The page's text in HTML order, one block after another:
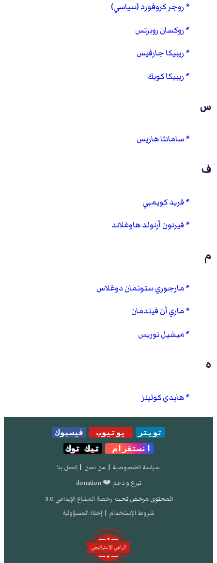
روجر كروفورد (سياسي)
روكسان روبرتس
ريبيكا جارفيس
ريبيكا كويك
س
سامانثا هاريس
ف
فريد كويمبي
فيرنون أرنولد هاوغلاند
م
مارجوري ستونمان دوغلاس
ماري آن فيلدمان
ميشيل نوريس
ه
هايدي كولينز
تويتر يوتيوب
فيسبوك
انستقرام
تيك توك
سياسة الخصوصية | من نحن | إتصل بنا
تبرع و دعم ❤️ donation
المحتوى مرخص تحت رخصة المشاع الإبداعي 3.0
شروط الإستخدام | إخلاء المسؤولية